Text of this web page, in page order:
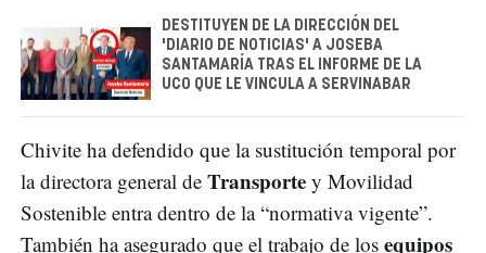
DESTITUYEN DE LA DIRECCIÓN DEL
'DIARIO DE NOTICIAS' A JOSEBA
SANTAMARÍA TRAS EL INFORME DE LA
UCO QUE LE VINCULA A SERVINABAR
Chivite ha defendido que la sustitución temporal por
la directora general de Transporte y Movilidad
Sostenible entra dentro de la “normativa vigente”.
También ha asegurado que el trabajo de los equipos